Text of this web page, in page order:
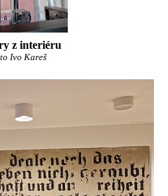
z interiéru
Ivo Kareš